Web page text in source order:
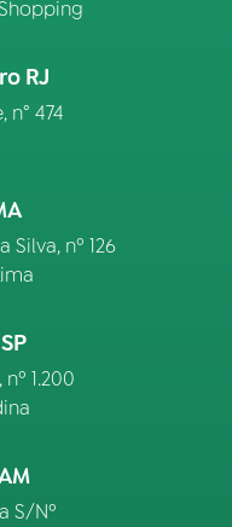
RJ
n° 474
Silva, nº 126
1.200
S/Nº